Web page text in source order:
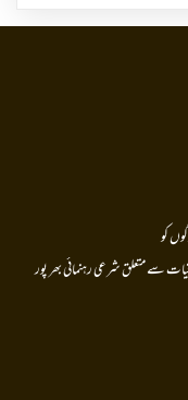
کو
سے متعلق شرعی رہنمائی بھر پور